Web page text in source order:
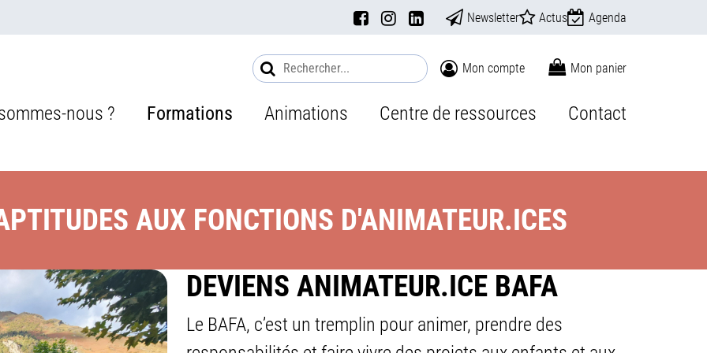
Newsletter Actus Agenda
Mon compte Mon panier
PRINCIPALE
nous ? Formations Animations Centre de ressources Contact
AUX FONCTIONS D'ANIMATEUR.ICES
DEVIENS ANIMATEUR.ICE BAFA
Le BAFA, c’est un tremplin pour animer, prendre des